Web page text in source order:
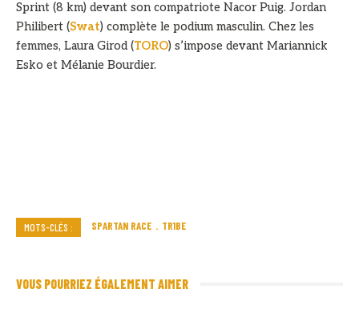
Sprint (8 km) devant son compatriote Nacor Puig. Jordan
Philibert (Swat) complète le podium masculin. Chez les
femmes, Laura Girod (TORO) s’impose devant Mariannick
Esko et Mélanie Bourdier.
MOTS-CLÉS : SPARTAN RACE TR1BE
VOUS POURRIEZ ÉGALEMENT AIMER